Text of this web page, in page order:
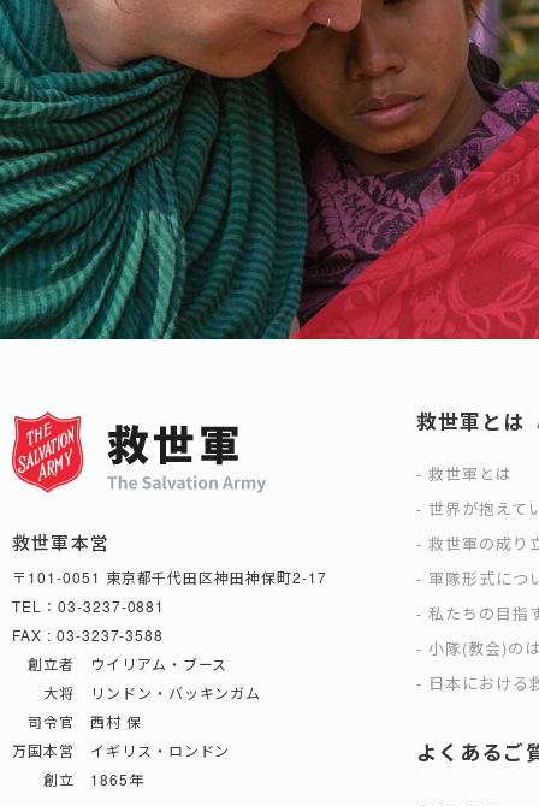
救世軍本営
〒101-0051 東京都千代田区神田神保町2-17
TEL：03-3237-0881
FAX : 03-3237-3588
創立者 ウイリアム・ブース
大将 リンドン・バッキンガム
司令官 西村 保
万国本営 イギリス・ロンドン
創立 1865年
救世軍とは
救世軍とは
世界が抱えて
救世軍の成り
軍隊形式につ
私たちの目指
小隊(教会)の
日本における
よくあるご